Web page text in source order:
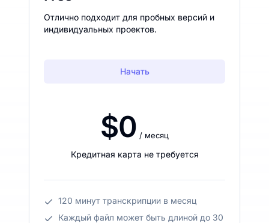
Отлично подходит для пробных версий и
индивидуальных проектов.
Начать
$0 / месяц
Кредитная карта не требуется
120 минут транскрипции в месяц
Каждый файл может быть длиной до 30